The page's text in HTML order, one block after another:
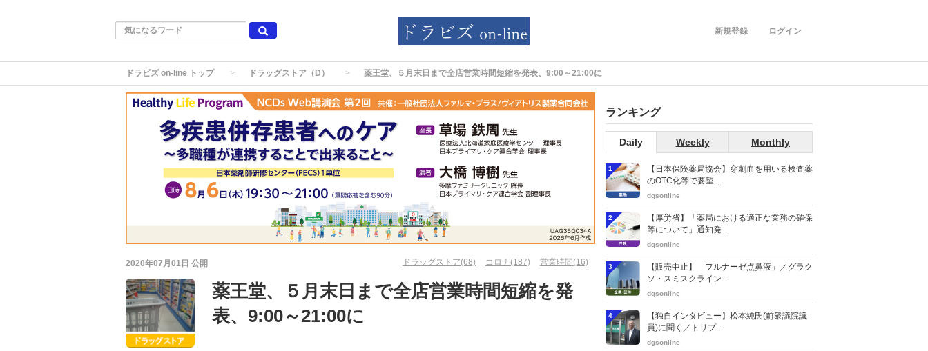
ログイン
新規登録
ドラビズ on-line トップ ドラッグストア（D） 薬王堂、５月末日まで全店営業時間短縮を発表、9:00～21:00に
2020年07月01日 公開 ドラッグストア(68) コロナ(187) 営業時間(16)
薬王堂、５月末日まで全店営業時間短縮を発
表、9:00～21:00に
ランキング
Daily Weekly Monthly
1
【日本保険薬局協会】穿刺血を用いる検査薬
のOTC化等で要望...
dgsonline
2
【厚労省】「薬局における適正な業務の確保
等について」通知発...
dgsonline
3
【販売中止】「フルナーゼ点鼻液」／グラク
ソ・スミスクライン...
dgsonline
4
【独自インタビュー】松本純氏(前衆議院議
員)に聞く／トリプ...
dgsonline